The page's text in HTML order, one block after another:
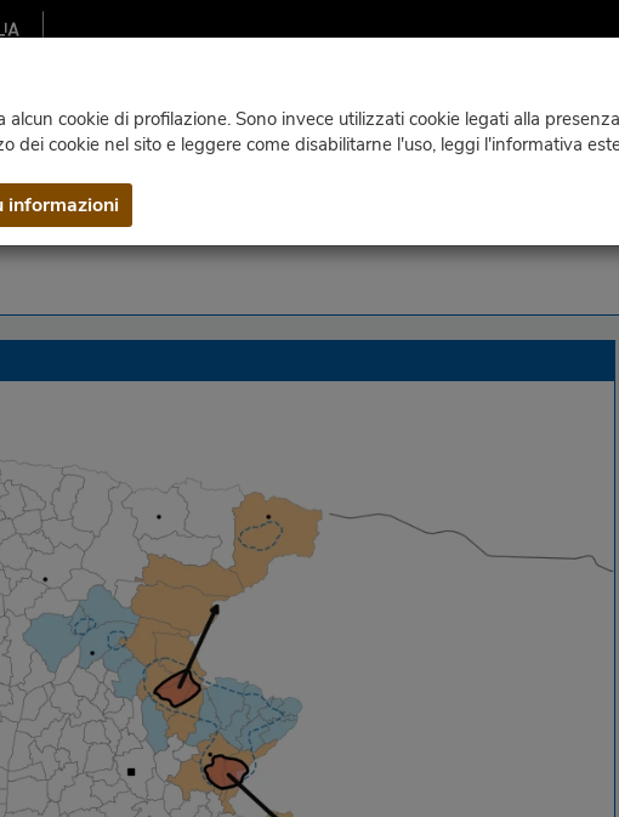
alcun cookie di profilazione. Sono invece utilizzati cookie legati alla
dei cookie nel sito e leggere come disabilitarne l'uso, leggi l'informativa
informazioni